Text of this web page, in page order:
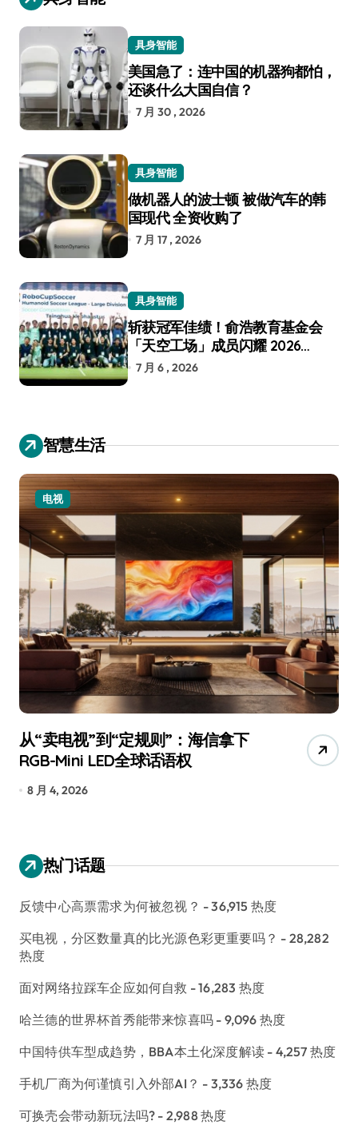
具身智能
美国急了：连中国的机器狗都怕，
还谈什么大国自信？
7 月 30 , 2026
具身智能
做机器人的波士顿 被做汽车的韩
国现代 全资收购了
7 月 17 , 2026
具身智能
斩获冠军佳绩！俞浩教育基金会
「天空工场」成员闪耀 2026
RoboCup 机器人世界杯
7 月 6 , 2026
智慧生活
电视
从“卖电视”到“定规则”：海信拿下
RGB-Mini LED全球话语权
8 月 4, 2026
热门话题
反馈中心高票需求为何被忽视？ - 36,915 热度
买电视，分区数量真的比光源色彩更重要吗？ - 28,282
热度
面对网络拉踩车企应如何自救 - 16,283 热度
哈兰德的世界杯首秀能带来惊喜吗 - 9,096 热度
中国特供车型成趋势，BBA本土化深度解读 - 4,257 热度
手机厂商为何谨慎引入外部AI？ - 3,336 热度
可换壳会带动新玩法吗? - 2,988 热度